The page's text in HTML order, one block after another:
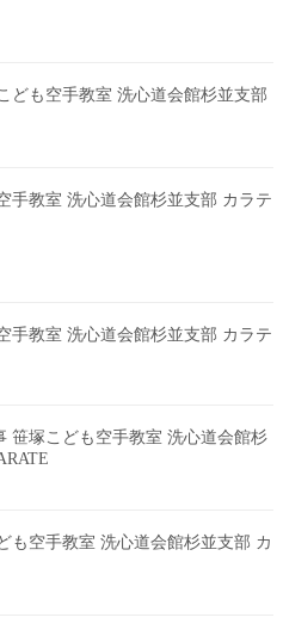
ども空手教室 洗心道会館杉並支部
手教室 洗心道会館杉並支部 カラテ
手教室 洗心道会館杉並支部 カラテ
笹塚こども空手教室 洗心道会館杉
も空手教室 洗心道会館杉並支部 カ